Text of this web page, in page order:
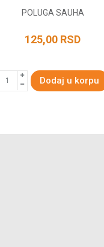
POLUGA SAUHA
125,00 RSD
Dodaj u korpu